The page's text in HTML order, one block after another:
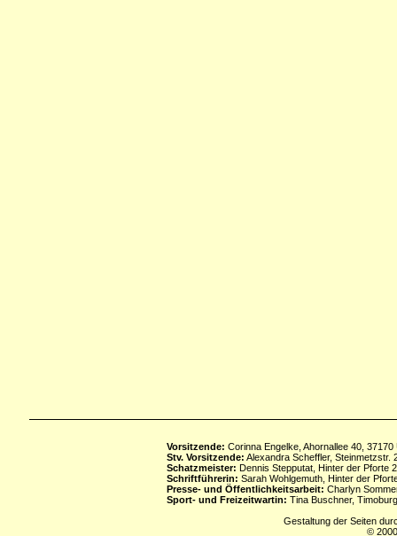
Vorsitzende: Corinna Engelke, Ahornallee 40,
Stv. Vorsitzende: Alexandra Scheffler, Steinmetzstr.
Schatzmeister: Dennis Stepputat, Hinter der Pforte
Schriftführerin: Sarah Wohlgemuth, Hinter der
Presse- und Öffentlichkeitsarbeit: Charlyn
Sport- und Freizeitwartin: Tina Buschner,
Gestaltung der Seiten
©